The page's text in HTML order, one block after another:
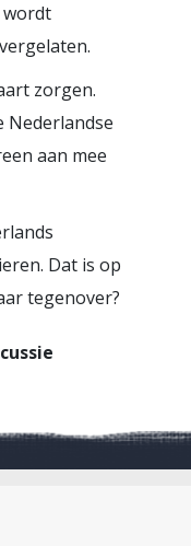
wordt
zorgen.
Nederlandse
aan mee
Dat is op
tegenover?